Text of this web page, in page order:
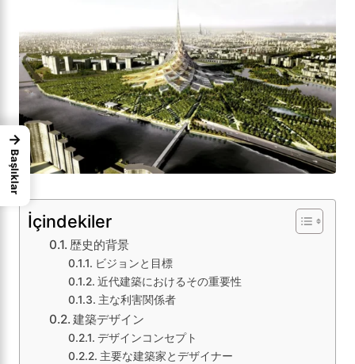
İçindekiler
歴史的背景
ビジョンと目標
近代建築におけるその重要性
主な利害関係者
建築デザイン
デザインコンセプト
主要な建築家とデザイナー
→
Başlıklar